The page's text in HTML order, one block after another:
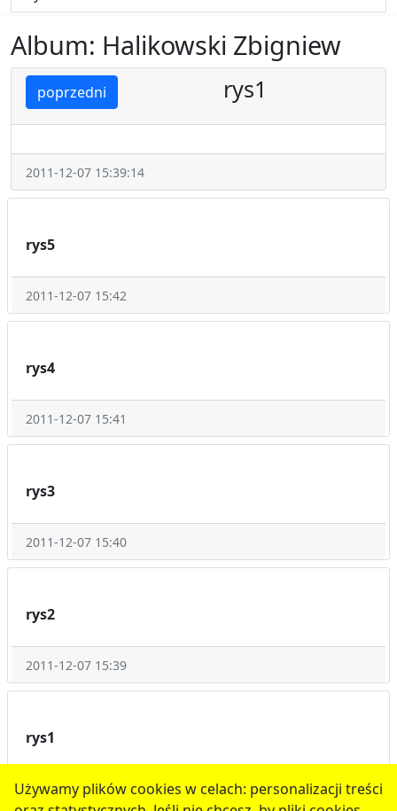
Używamy plików cookies w celach: personalizacji treści
Album: Halikowski Zbigniew
poprzedni rys1
2011-12-07 15:39:14
rys5
2011-12-07 15:42
rys4
2011-12-07 15:41
rys3
2011-12-07 15:40
rys2
2011-12-07 15:39
rys1
2011-12-07 15:39